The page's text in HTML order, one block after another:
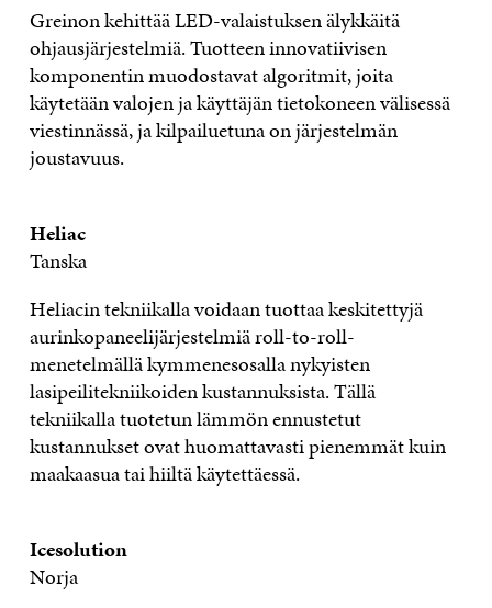
Greinon kehittää LED-valaistuksen älykkäitä
ohjausjärjestelmiä. Tuotteen innovatiivisen
komponentin muodostavat algoritmit, joita
käytetään valojen ja käyttäjän tietokoneen välisessä
viestinnässä, ja kilpailuetuna on järjestelmän
joustavuus.
Heliac
Tanska
Heliacin tekniikalla voidaan tuottaa keskitettyjä
aurinkopaneelijärjestelmiä roll-to-roll-
menetelmällä kymmenesosalla nykyisten
lasipeilitekniikoiden kustannuksista. Tällä
tekniikalla tuotetun lämmön ennustetut
kustannukset ovat huomattavasti pienemmät kuin
maakaasua tai hiiltä käytettäessä.
Icesolution
Norja